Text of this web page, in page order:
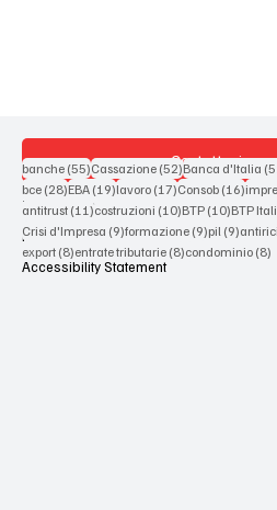
Contattaci
Terms & Conditions
Privacy Policy
Accessibility Statement
banche (55)55 post
Cassazione (52)52 post
Banca d'Italia
bce (28)28 post
EBA (19)19 post
lavoro (17)17 post
Consob (16)16
antitrust (11)11 post
costruzioni (10)10 post
BTP (10)10 post
BTP
Crisi d'Impresa (9)9 post
formazione (9)9 post
pil (9)9 post
export (8)8 post
entrate tributarie (8)8 post
condominio (8)8